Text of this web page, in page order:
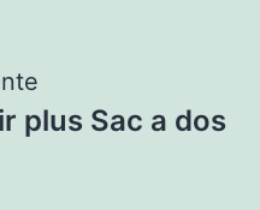
plus Sac a dos